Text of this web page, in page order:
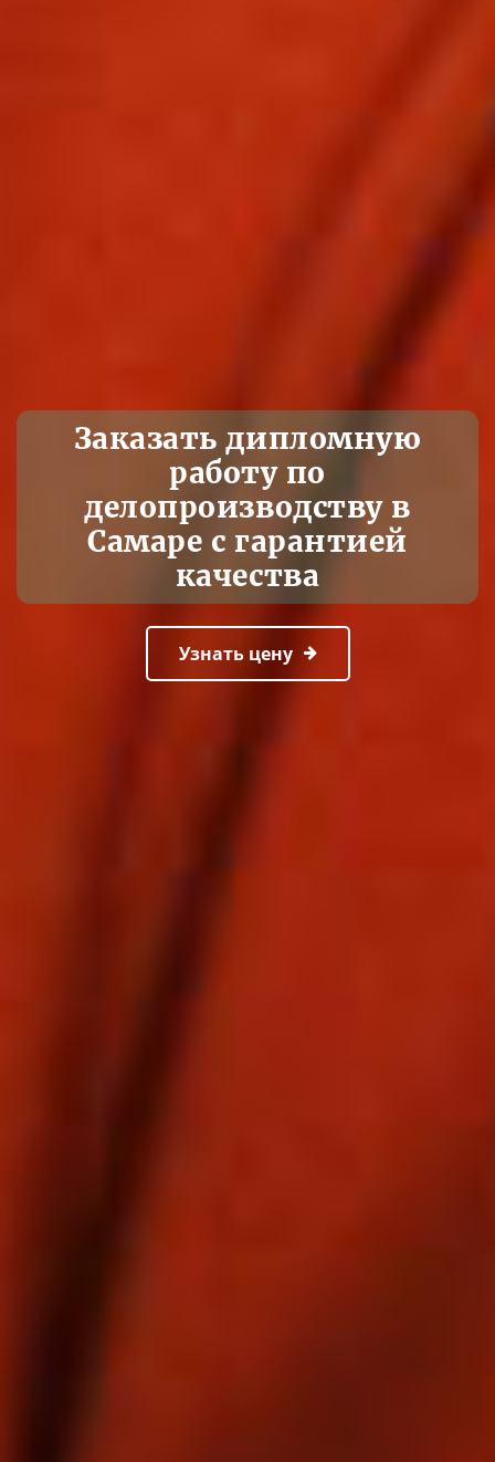
Заказать дипломную
работу по
делопроизводству в
Самаре с гарантией
качества
Узнать цену